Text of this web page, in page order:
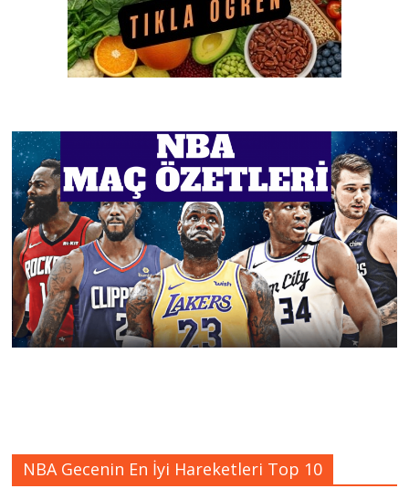
NBA Gecenin En İyi Hareketleri Top 10